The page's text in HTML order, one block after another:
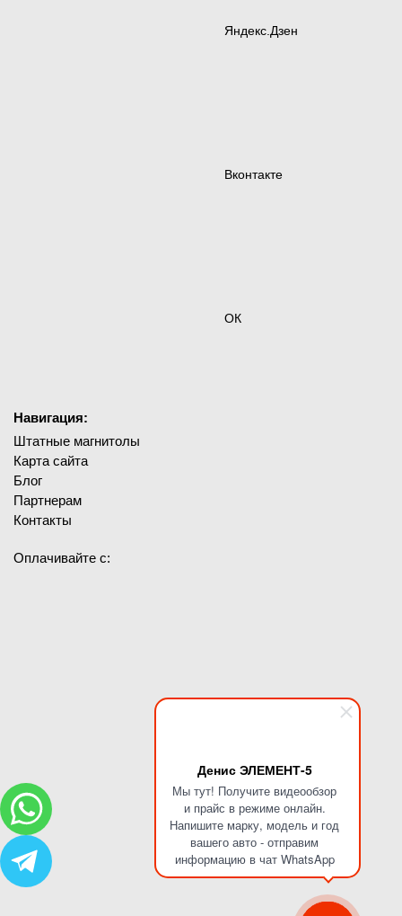
Денис ЭЛЕМЕНТ-5
Мы тут! Получите видеообзор
и прайс в режиме онлайн.
Напишите марку, модель и год
вашего авто - отправим
информацию в чат WhatsApp
Яндекс.Дзен
Вконтакте
ОК
Навигация:
Штатные магнитолы
Карта сайта
Блог
Партнерам
Контакты
Оплачивайте с: